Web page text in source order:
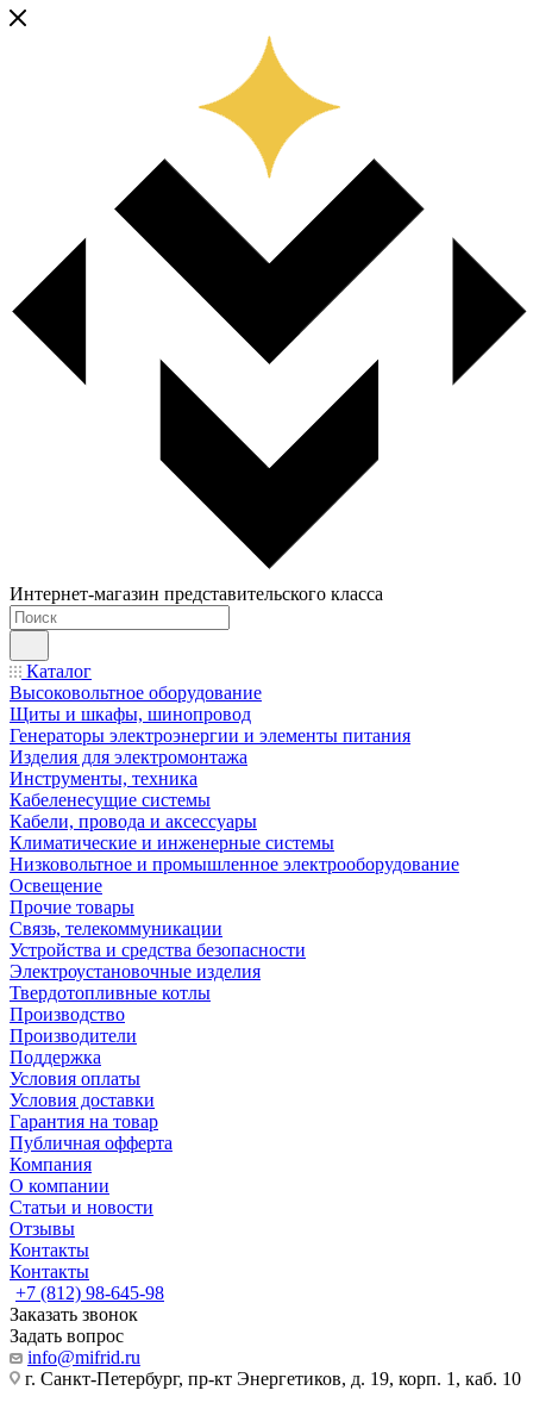
Интернет-магазин представительского класса
Каталог
Высоковольтное оборудование
Щиты и шкафы, шинопровод
Генераторы электроэнергии и элементы питания
Изделия для электромонтажа
Инструменты, техника
Кабеленесущие системы
Кабели, провода и аксессуары
Климатические и инженерные системы
Низковольтное и промышленное электрооборудование
Освещение
Прочие товары
Связь, телекоммуникации
Устройства и средства безопасности
Электроустановочные изделия
Твердотопливные котлы
Производство
Производители
Поддержка
Условия оплаты
Условия доставки
Гарантия на товар
Публичная офферта
Компания
О компании
Статьи и новости
Отзывы
Контакты
Контакты
+7 (812) 98-645-98
Заказать звонок
Задать вопрос
info@mifrid.ru
г. Санкт-Петербург, пр-кт Энергетиков, д. 19, корп. 1, каб. 10